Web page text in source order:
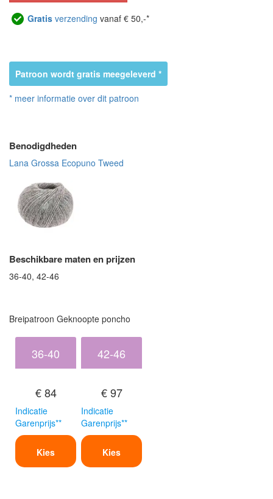
Gratis verzending vanaf € 50,-*
Patroon wordt gratis meegeleverd *
* meer informatie over dit patroon
Benodigdheden
Lana Grossa Ecopuno Tweed
Beschikbare maten en prijzen
36-40, 42-46
Breipatroon Geknoopte poncho
36-40
€ 84
Indicatie
Garenprijs**
Kies
42-46
€ 97
Indicatie
Garenprijs**
Kies